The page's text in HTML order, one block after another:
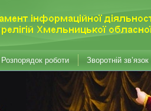
Розпорядок роботи Зворотній зв’язок